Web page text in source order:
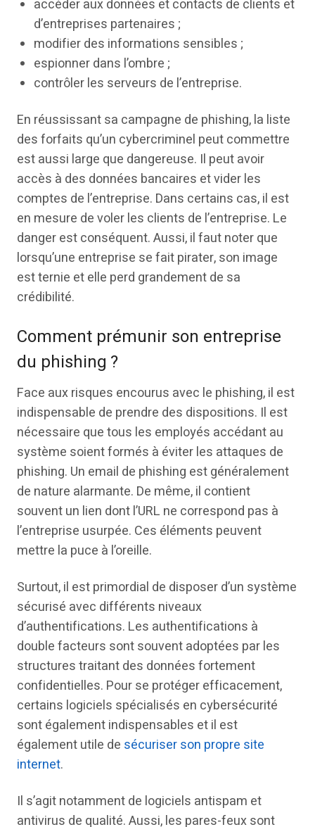
accéder aux données et contacts de clients et
d’entreprises partenaires ;
modifier des informations sensibles ;
espionner dans l’ombre ;
contrôler les serveurs de l’entreprise.
En réussissant sa campagne de phishing, la liste
des forfaits qu’un cybercriminel peut commettre
est aussi large que dangereuse. Il peut avoir
accès à des données bancaires et vider les
comptes de l’entreprise. Dans certains cas, il est
en mesure de voler les clients de l’entreprise. Le
danger est conséquent. Aussi, il faut noter que
lorsqu’une entreprise se fait pirater, son image
est ternie et elle perd grandement de sa
crédibilité.
Comment prémunir son entreprise
du phishing ?
Face aux risques encourus avec le phishing, il est
indispensable de prendre des dispositions. Il est
nécessaire que tous les employés accédant au
système soient formés à éviter les attaques de
phishing. Un email de phishing est généralement
de nature alarmante. De même, il contient
souvent un lien dont l’URL ne correspond pas à
l’entreprise usurpée. Ces éléments peuvent
mettre la puce à l’oreille.
Surtout, il est primordial de disposer d’un système
sécurisé avec différents niveaux
d’authentifications. Les authentifications à
double facteurs sont souvent adoptées par les
structures traitant des données fortement
confidentielles. Pour se protéger efficacement,
certains logiciels spécialisés en cybersécurité
sont également indispensables et il est
également utile de sécuriser son propre site
internet.
Il s’agit notamment de logiciels antispam et
antivirus de qualité. Aussi, les pares-feux sont